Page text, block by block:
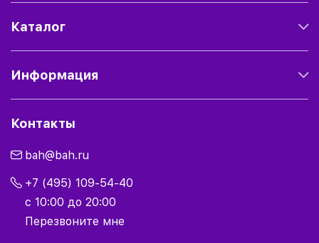
Каталог
Информация
Контакты
bah@bah.ru
+7 (495) 109-54-40
с 10:00 до 20:00
Перезвоните мне